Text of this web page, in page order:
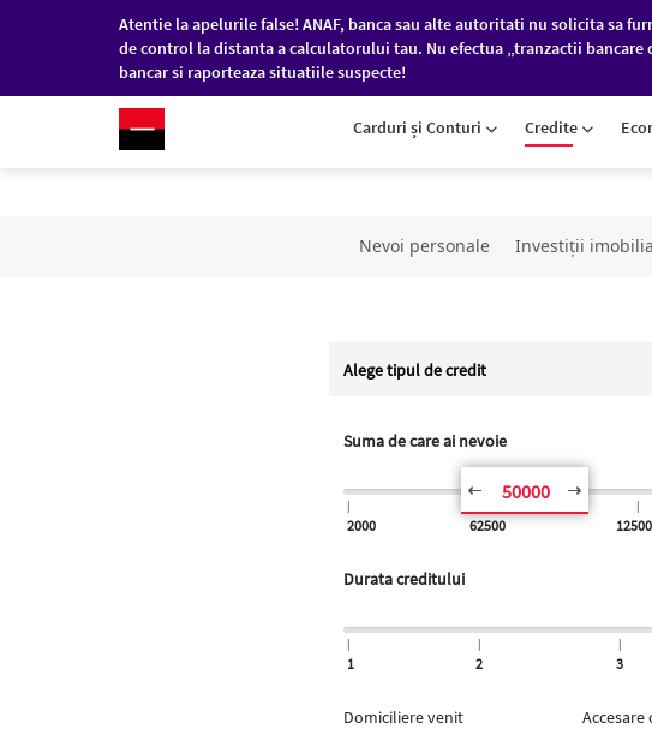
Atentie la apelurile false! ANAF, banca sau alte autoritati nu solicita sa
de control la distanta a calculatorului tau. Nu efectua „tranzactii
bancar si raporteaza situatiile suspecte!
RO/EN PERSOANE FIZICE
Carduri și Conturi Credite
Nevoi personale Investiţii
Alege tipul de credit
Suma de care ai nevoie
50000
|
2000
|
62500
Durata creditului
|
1
|
2
|
3
Domiciliere venit Accesare